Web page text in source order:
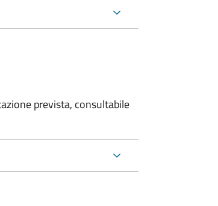
prevista, consultabile